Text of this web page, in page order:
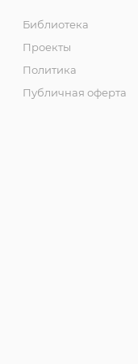
Библиотека
Проекты
Политика
Публичная оферта